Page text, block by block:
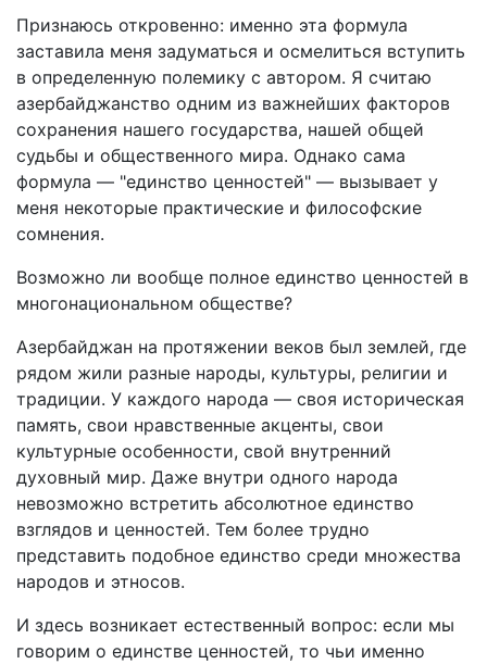
Признаюсь откровенно: именно эта формула
заставила меня задуматься и осмелиться вступить
в определенную полемику с автором. Я считаю
азербайджанство одним из важнейших факторов
сохранения нашего государства, нашей общей
судьбы и общественного мира. Однако сама
формула — "единство ценностей" — вызывает у
меня некоторые практические и философские
сомнения.
Возможно ли вообще полное единство ценностей в
многонациональном обществе?
Азербайджан на протяжении веков был землей, где
рядом жили разные народы, культуры, религии и
традиции. У каждого народа — своя историческая
память, свои нравственные акценты, свои
культурные особенности, свой внутренний
духовный мир. Даже внутри одного народа
невозможно встретить абсолютное единство
взглядов и ценностей. Тем более трудно
представить подобное единство среди множества
народов и этносов.
И здесь возникает естественный вопрос: если мы
говорим о единстве ценностей, то чьи именно